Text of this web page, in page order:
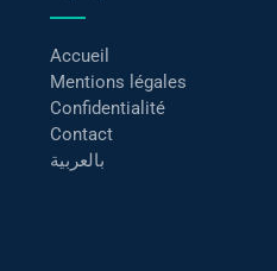
Accueil
Mentions légales
Confidentialité
Contact
بالعربية